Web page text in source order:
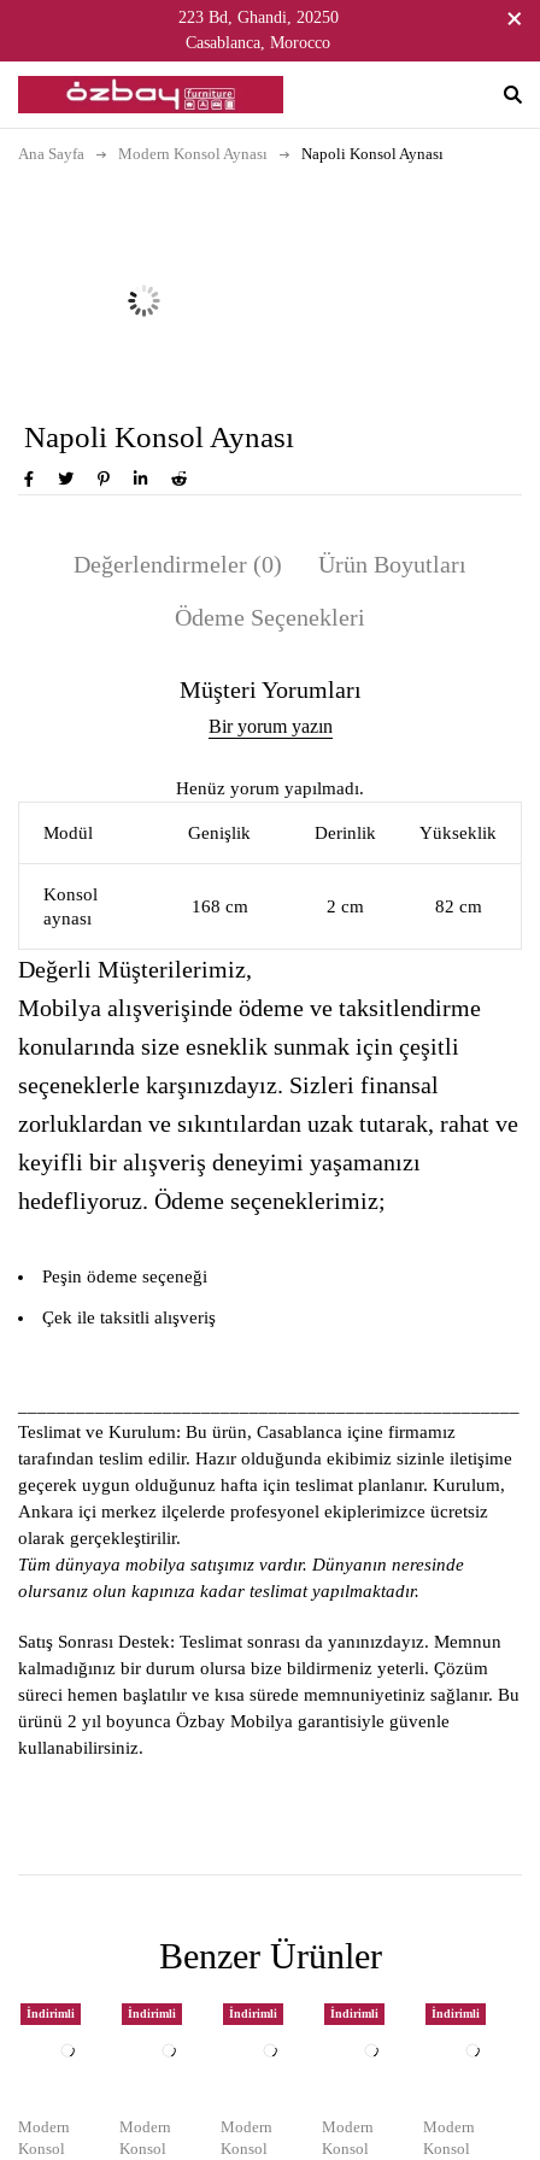
223 Bd, Ghandi, 20250
Casablanca, Morocco
Ana Sayfa Modern Konsol Aynası Napoli Konsol Aynası
Napoli Konsol Aynası
Değerlendirmeler (0)
Ürün Boyutları
Ödeme Seçenekleri
Müşteri Yorumları
Bir yorum yazın
Henüz yorum yapılmadı.
Modül Genişlik Derinlik Yükseklik
Konsol
aynası
168 cm 2 cm 82 cm
Değerli Müşterilerimiz,
Mobilya alışverişinde ödeme ve taksitlendirme
konularında size esneklik sunmak için çeşitli
seçeneklerle karşınızdayız. Sizleri finansal
zorluklardan ve sıkıntılardan uzak tutarak, rahat ve
keyifli bir alışveriş deneyimi yaşamanızı
hedefliyoruz. Ödeme seçeneklerimiz;
Peşin ödeme seçeneği
Çek ile taksitli alışveriş
Teslimat ve Kurulum: Bu ürün, Casablanca içine firmamız
tarafından teslim edilir. Hazır olduğunda ekibimiz sizinle iletişime
geçerek uygun olduğunuz hafta için teslimat planlanır. Kurulum,
Ankara içi merkez ilçelerde profesyonel ekiplerimizce ücretsiz
olarak gerçekleştirilir.
Tüm dünyaya mobilya satışımız vardır. Dünyanın neresinde
olursanız olun kapınıza kadar teslimat yapılmaktadır.
Satış Sonrası Destek: Teslimat sonrası da yanınızdayız. Memnun
kalmadığınız bir durum olursa bize bildirmeniz yeterli. Çözüm
süreci hemen başlatılır ve kısa sürede memnuniyetiniz sağlanır. Bu
ürünü 2 yıl boyunca Özbay Mobilya garantisiyle güvenle
kullanabilirsiniz.
Benzer Ürünler
İndirimli
Modern
Konsol
İndirimli
Modern
Konsol
İndirimli
Modern
Konsol
İndirimli
Modern
Konsol
İndirimli
Modern
Konsol